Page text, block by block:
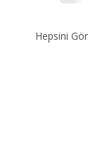
Hepsini Gör